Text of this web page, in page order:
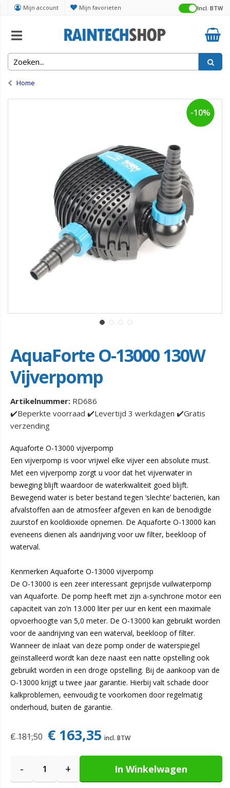
Mijn account Mijn favorieten Incl. BTW
Home
-10%
AquaForte O-13000 130W
Vijverpomp
Artikelnummer: RD686
✔️Beperkte voorraad ✔️Levertijd 3 werkdagen ✔️Gratis
verzending
Aquaforte O-13000 vijverpomp
Een vijverpomp is voor vrijwel elke vijver een absolute must.
Met een vijverpomp zorgt u voor dat het vijverwater in
beweging blijft waardoor de waterkwaliteit goed blijft.
Bewegend water is beter bestand tegen ‘slechte’ bacteriën, kan
afvalstoffen aan de atmosfeer afgeven en kan de benodigde
zuurstof en kooldioxide opnemen. De Aquaforte O-13000 kan
eveneens dienen als aandrijving voor uw filter, beekloop of
waterval.
Kenmerken Aquaforte O-13000 vijverpomp
De O-13000 is een zeer interessant geprijsde vuilwaterpomp
van Aquaforte. De pomp heeft met zijn a-synchrone motor een
capaciteit van zo’n 13.000 liter per uur en kent een maximale
opvoerhoogte van 5,0 meter. De O-13000 kan gebruikt worden
voor de aandrijving van een waterval, beekloop of filter.
Wanneer de inlaat van deze pomp onder de waterspiegel
geïnstalleerd wordt kan deze naast een natte opstelling ook
gebruikt worden in een droge opstelling. Bij de aankoop van de
O-13000 krijgt u twee jaar garantie. Hierbij valt schade door
kalkproblemen, eenvoudig te voorkomen door regelmatig
onderhoud, buiten de garantie.
€ 163,35
€ 181,50
- + In Winkelwagen